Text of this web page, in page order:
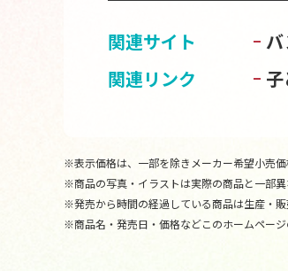
関連サイト
関連リンク
※表示価格は、一部を除きメーカー希望小売
※商品の写真・イラストは実際の商品と一部
※発売から時間の経過している商品は生産・
※商品名・発売日・価格などこのホームペー